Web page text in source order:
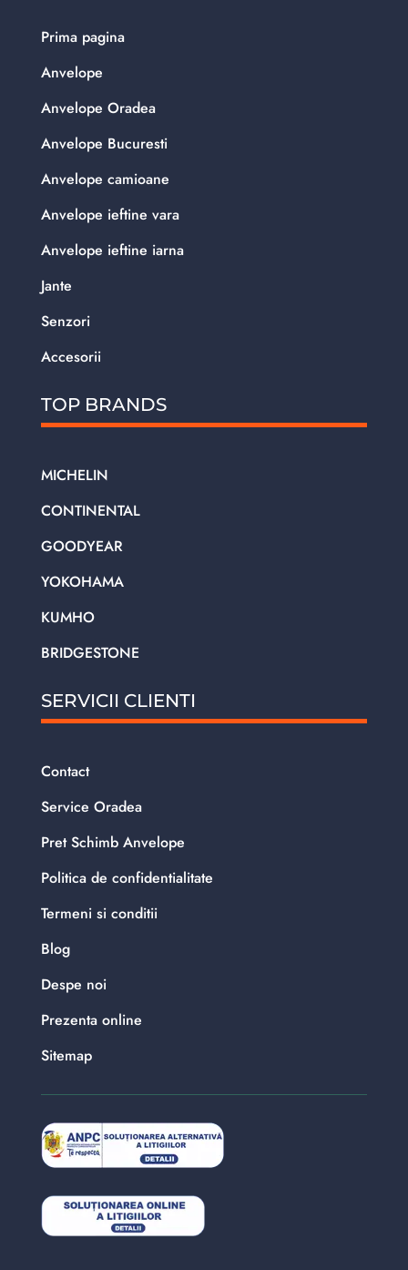
Prima pagina
Anvelope
Anvelope Oradea
Anvelope Bucuresti
Anvelope camioane
Anvelope ieftine vara
Anvelope ieftine iarna
Jante
Senzori
Accesorii
TOP BRANDS
MICHELIN
CONTINENTAL
GOODYEAR
YOKOHAMA
KUMHO
BRIDGESTONE
SERVICII CLIENTI
Contact
Service Oradea
Pret Schimb Anvelope
Politica de confidentialitate
Termeni si conditii
Blog
Despe noi
Prezenta online
Sitemap